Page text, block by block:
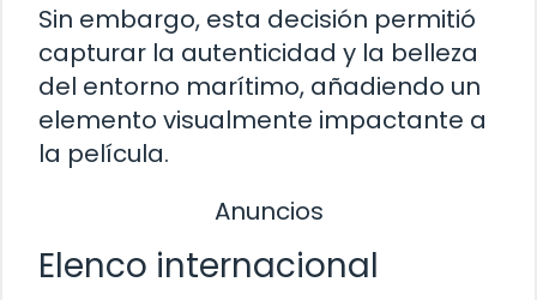
Sin embargo, esta decisión permitió
capturar la autenticidad y la belleza
del entorno marítimo, añadiendo un
elemento visualmente impactante a
la película.
Anuncios
Elenco internacional